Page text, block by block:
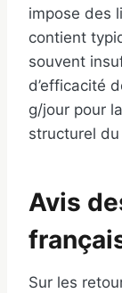
impose des
contient
souvent
d’efficacité
g/jour pour
structurel
Avis
Sur les